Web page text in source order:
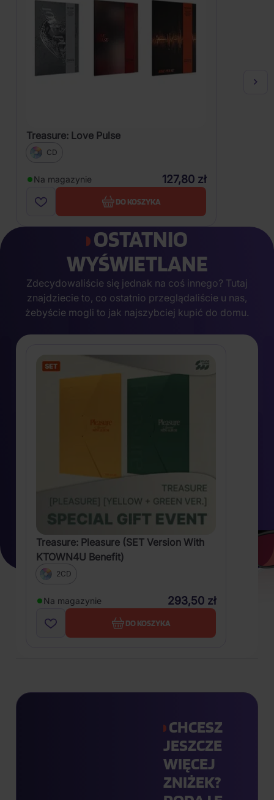
Treasure: Love Pulse
CD
Na magazynie 127,80 zł
DO KOSZYKA
OSTATNIO
WYŚWIETLANE
Zdecydowaliście się jednak na coś innego? Tutaj
znajdziecie to, co ostatnio przeglądaliście u nas,
żebyście mogli to jak najszybciej kupić do domu.
Treasure: Pleasure (SET Version With
KTOWN4U Benefit)
2CD
Na magazynie 293,50 zł
DO KOSZYKA
CHCESZ
JESZCZE
WIĘCEJ
ZNIŻEK?